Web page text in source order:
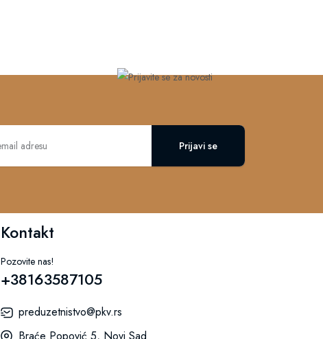
Prijavi se
Kontakt
Pozovite nas!
+38163587105
preduzetnistvo@pkv.rs